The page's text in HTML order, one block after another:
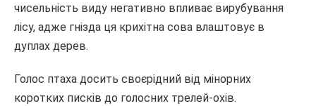
чисельність виду негативно впливає вирубування
лісу, адже гнізда ця крихітна сова влаштовує в
дуплах дерев.
Голос птаха досить своєрідний від мінорних
коротких писків до голосних трелей-охів.